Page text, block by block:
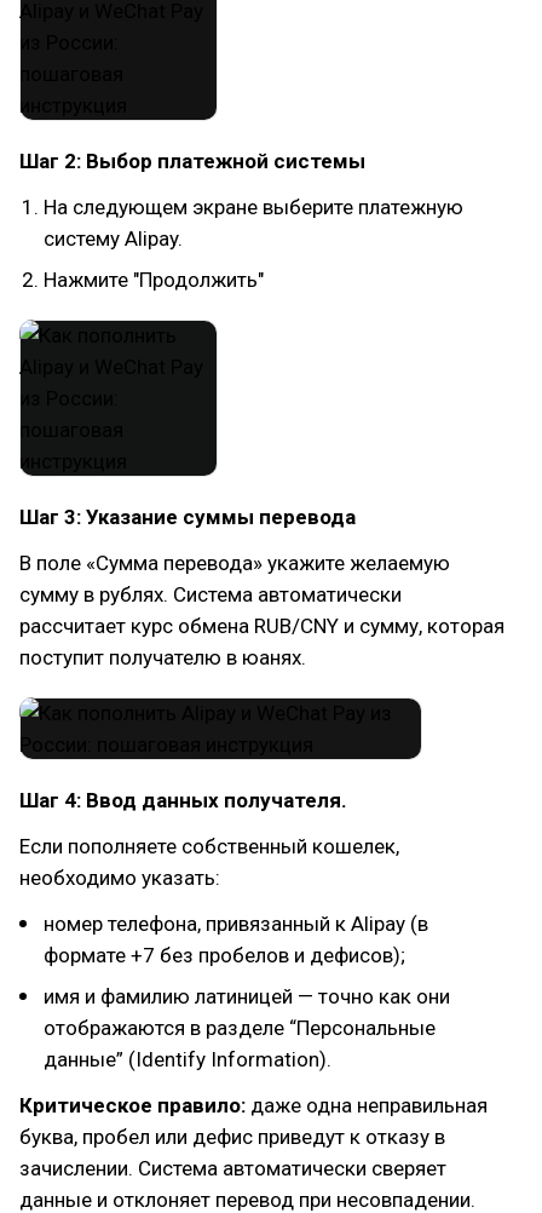
Шаг 2: Выбор платежной системы
На следующем экране выберите платежную
систему Alipay.
Нажмите "Продолжить"
Шаг 3: Указание суммы перевода
В поле «Сумма перевода» укажите желаемую
сумму в рублях. Система автоматически
рассчитает курс обмена RUB/CNY и сумму, которая
поступит получателю в юанях.
Шаг 4: Ввод данных получателя.
Если пополняете собственный кошелек,
необходимо указать:
номер телефона, привязанный к Alipay (в
формате +7 без пробелов и дефисов);
имя и фамилию латиницей — точно как они
отображаются в разделе “Персональные
данные” (Identify Information).
Критическое правило: даже одна неправильная
буква, пробел или дефис приведут к отказу в
зачислении. Система автоматически сверяет
данные и отклоняет перевод при несовпадении.